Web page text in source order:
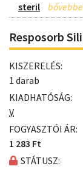
steril
Resposorb
KISZERELÉS:
1 darab
KIADHATÓSÁG:
V
FOGYASZTÓI ÁR:
1 283 Ft
STÁTUSZ: